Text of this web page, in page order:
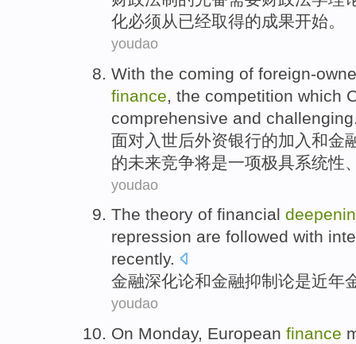
化必须从已经取得的成果开始。
youdao
With the coming of foreign-
finance , the competition which
comprehensive and challenging
面对 入世后外资银行的加入 和金
的未来竞争将是一项极具系统性
youdao
The theory of financial
repression are followed with
recently.
金融深化论和金融抑制论是近年
youdao
On Monday, European finance